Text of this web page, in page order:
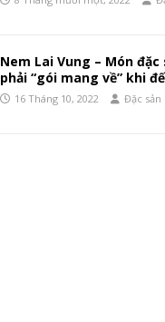
Nem Lai Vung – Món
phải “gói mang về” khi
16 Tháng 10, 2022 Đặc sản